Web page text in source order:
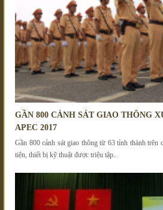
GẦN 800 CẢNH SÁT GIAO THÔNG
APEC 2017
Gần 800 cảnh sát giao thông từ 63 tỉnh thành trên
tiện, thiết bị kỹ thuật được triệu tập..